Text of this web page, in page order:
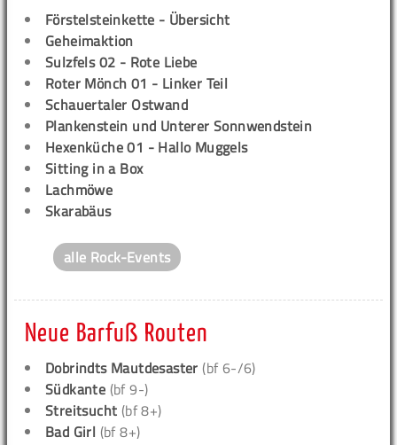
Förstelsteinkette - Übersicht
Geheimaktion
Sulzfels 02 - Rote Liebe
Roter Mönch 01 - Linker Teil
Schauertaler Ostwand
Plankenstein und Unterer Sonnwendstein
Hexenküche 01 - Hallo Muggels
Sitting in a Box
Lachmöwe
Skarabäus
alle Rock-Events
Neue Barfuß Routen
Dobrindts Mautdesaster (bf 6-/6)
Südkante (bf 9-)
Streitsucht (bf 8+)
Bad Girl (bf 8+)